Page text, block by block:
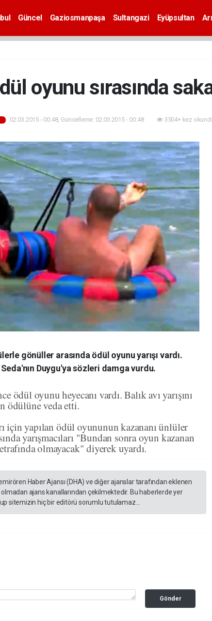
Güncel Gaziosmanpaşa Sultangazi Eyüpsultan
oyunu sırasında
02.03.2015 - 00:48, Güncelleme: 02.03.2015 - 00:48 3504+ kez
gönüller arasında ödül oyunu yarışı vardı.
Duygu'ya sözleri damga vurdu.
oyunu heyecanı vardı. Balık avı yarışını
ödülüne veda etti.
için yapılan ödül oyununun kazananı ünlüler
yarışmacıları "Bundan sonra oyun kazanan
olmayacak" diyerek uyardı.
Haber Ajansı (DHA) ve diğer ajanslar tarafından eklenen
ajans kanallarından çekilmektedir. Bu haberlerde yer
sitemizin hiç bir editörü sorumlu tutulamaz...
Gönder